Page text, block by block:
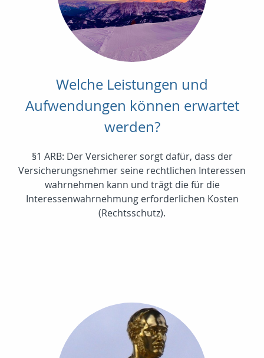
Welche Leistungen und
Aufwendungen können erwartet
werden?
§1 ARB: Der Versicherer sorgt dafür, dass der
Versicherungsnehmer seine rechtlichen Interessen
wahrnehmen kann und trägt die für die
Interessenwahrnehmung erforderlichen Kosten
(Rechtsschutz).